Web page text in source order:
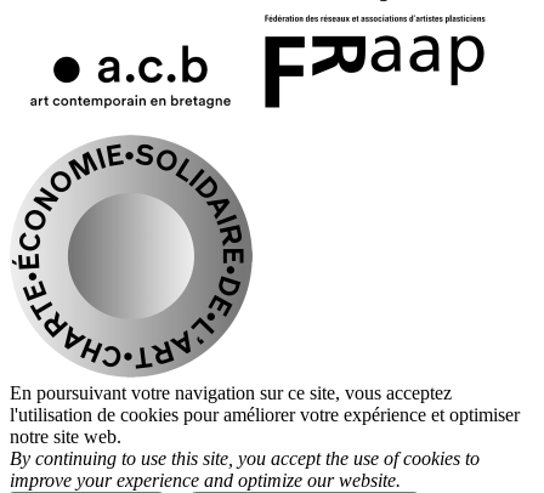
En poursuivant votre navigation sur ce site, vous acceptez
l'utilisation de cookies pour améliorer votre expérience et optimiser
notre site web.
By continuing to use this site, you accept the use of cookies to
improve your experience and optimize our website.